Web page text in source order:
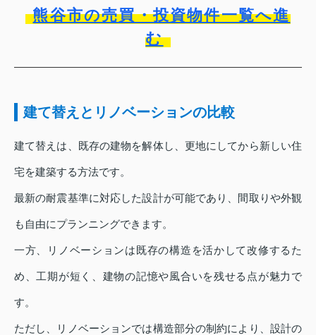
熊谷市の売買・投資物件一覧へ進
む
建て替えとリノベーションの比較
建て替えは、既存の建物を解体し、更地にしてから新しい住
宅を建築する方法です。
最新の耐震基準に対応した設計が可能であり、間取りや外観
も自由にプランニングできます。
一方、リノベーションは既存の構造を活かして改修するた
め、工期が短く、建物の記憶や風合いを残せる点が魅力で
す。
ただし、リノベーションでは構造部分の制約により、設計の